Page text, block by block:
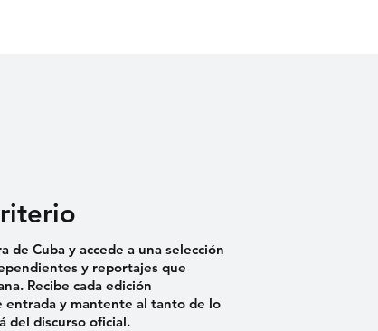
de Cuba y accede a una selección
y reportajes que
Recibe cada edición
y mantente al tanto de lo
del discurso oficial.